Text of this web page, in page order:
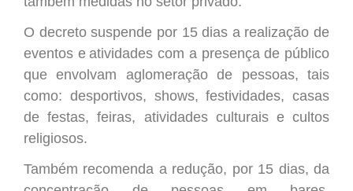
O decreto suspende por 15 dias a realização de
eventos e atividades com a presença de público
que envolvam aglomeração de pessoas, tais
como: desportivos, shows, festividades, casas
de festas, feiras, atividades culturais e cultos
religiosos.
Também recomenda a redução, por 15 dias, da